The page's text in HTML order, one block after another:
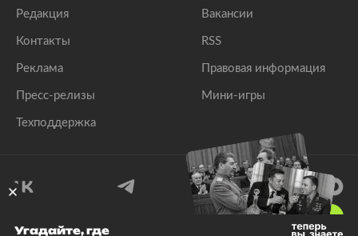
Редакция
Контакты
Реклама
Пресс-релизы
Техподдержка
Вакансии
RSS
Правовая информация
Мини-игры
Угадайте, где